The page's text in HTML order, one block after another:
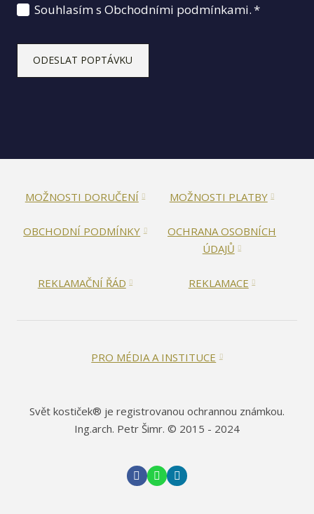
Souhlasím s Obchodními podmínkami.*
ODESLAT POPTÁVKU
MOŽNOSTI DORUČENÍ MOŽNOSTI PLATBY
OBCHODNÍ PODMÍNKY
OCHRANA OSOBNÍCH
ÚDAJŮ
REKLAMAČNÍ ŘÁD REKLAMACE
PRO MÉDIA A INSTITUCE
Svět kostiček® je registrovanou ochrannou známkou.
Ing.arch. Petr Šimr. © 2015 - 2024